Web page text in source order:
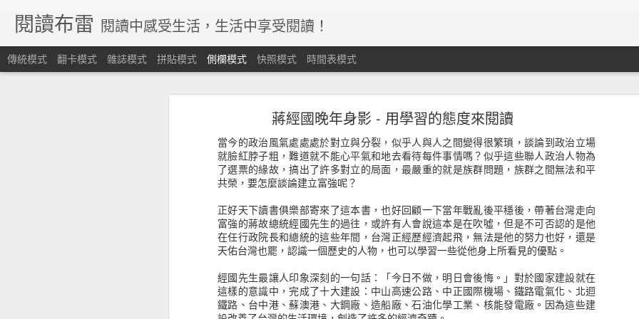
蔣經國晚年身影 - 用學習的態度來閱讀
當今的政治風氣處處處於對立與分裂，似乎人與人之間變得很繁瑣，談論到政治立場
就臉紅脖子粗，難道就不能心平氣和地去看待每件事情嗎？似乎這些聯人政治人物為
了選票的緣故，搞出了許多對立的局面，最嚴重的就是族群問題，族群之間無法和平
共榮，要怎麼談論建立富強呢？
正好天下讀書俱樂部寄來了這本書，也好回顧一下當年戰亂後平穩後，帶著台灣走向
富強的蔣故總統經國先生的過往，或許有人會說這本是在吹噓，但是不可否認的是他
在任行政院長和總統的這些年間，台灣正經歷經濟起飛，無法是他的努力也好，還是
天佑台灣也罷，認識一個歷史的人物，也可以學習一些從他身上所看見的優點。
經國先生最讓人印象深刻的一句話：「今日不做，明日會後悔。」對於國家建設就在
這樣的意識中，完成了十大建設：中山高速公路、中正國際機場、鐵路電氣化、北迴
鐵路、台中港、蘇澳港、大鋼廠、造船廠、石油化學工業、核能發電廠。因為這些建
閱讀布雷 閱讀中感受生活，生活中享受閱讀！
傳統模式 翻卡模式 雜誌模式 拼貼模式 側欄模式 快照模式 時間表模式
《股市金融怪傑》不聽信、守紀律、停損轉進，這個資金海的運作，沒有人
個準。